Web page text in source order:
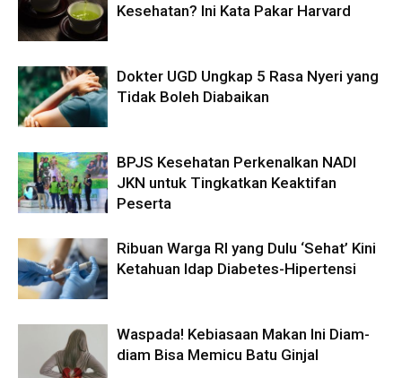
Kesehatan? Ini Kata Pakar Harvard
Dokter UGD Ungkap 5 Rasa Nyeri yang
Tidak Boleh Diabaikan
BPJS Kesehatan Perkenalkan NADI
JKN untuk Tingkatkan Keaktifan
Peserta
Ribuan Warga RI yang Dulu ‘Sehat’ Kini
Ketahuan Idap Diabetes-Hipertensi
Waspada! Kebiasaan Makan Ini Diam-
diam Bisa Memicu Batu Ginjal